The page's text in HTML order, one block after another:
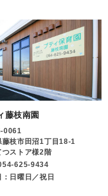
藤枝南園
0061
藤枝市田沼1丁目18-1
つストア様2階
625-9434
：日曜日／祝日